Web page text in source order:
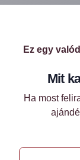
Ez egy
Mit
Ha most